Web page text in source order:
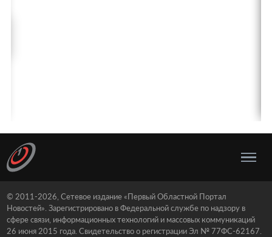
© 2011-2026, Сетевое издание «Первый Областной Портал
Новостей». Зарегистрировано в Федеральной службе по надзору в
сфере связи, информационных технологий и массовых коммуникаций
26 июня 2015 года. Свидетельство о регистрации Эл № 77ФС-62167.